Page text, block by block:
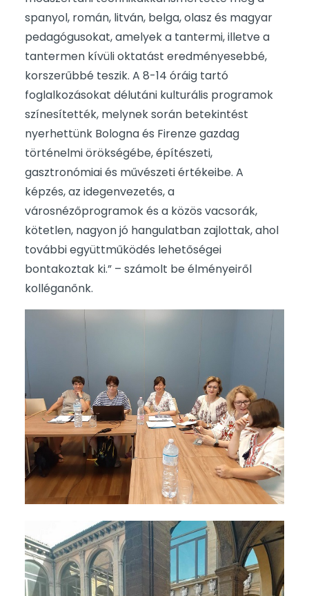
spanyol, román, litván, belga, olasz és magyar
pedagógusokat, amelyek a tantermi, illetve a
tantermen kívüli oktatást eredményesebbé,
korszerűbbé teszik. A 8-14 óráig tartó
foglalkozásokat délutáni kulturális programok
színesítették, melynek során betekintést
nyerhettünk Bologna és Firenze gazdag
történelmi örökségébe, építészeti,
gasztronómiai és művészeti értékeibe. A
képzés, az idegenvezetés, a
városnézőprogramok és a közös vacsorák,
kötetlen, nagyon jó hangulatban zajlottak, ahol
további együttműködés lehetőségei
bontakoztak ki.” – számolt be élményeiről
kolléganőnk.